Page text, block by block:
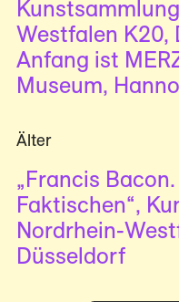
Älter
„Francis
Faktischen“,
Nordrhein-
Düsseldorf
Westfalen K20,
Anfang ist
Museum,